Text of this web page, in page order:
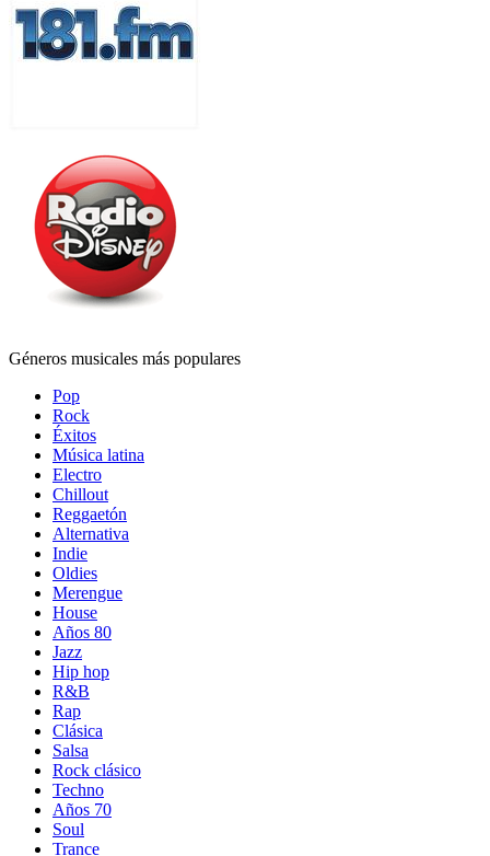
Géneros musicales más populares
Pop
Rock
Éxitos
Música latina
Electro
Chillout
Reggaetón
Alternativa
Indie
Oldies
Merengue
House
Años 80
Jazz
Hip hop
R&B
Rap
Clásica
Salsa
Rock clásico
Techno
Años 70
Soul
Trance